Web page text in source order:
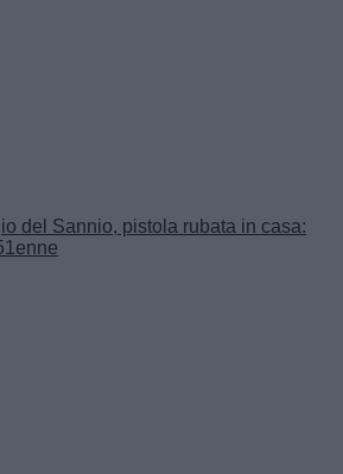
del Sannio, pistola rubata in casa: